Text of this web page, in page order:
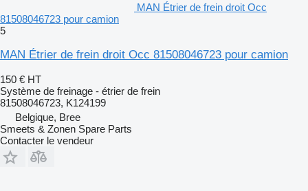
MAN Étrier de frein droit Occ
81508046723 pour camion
5
MAN Étrier de frein droit Occ 81508046723 pour camion
150 € HT
Système de freinage - étrier de frein
81508046723, K124199
Belgique, Bree
Smeets & Zonen Spare Parts
Contacter le vendeur